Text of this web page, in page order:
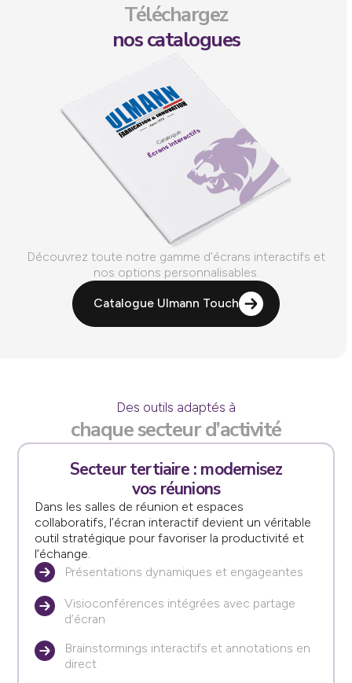
Téléchargez
nos catalogues
Découvrez toute notre gamme d’écrans interactifs et
nos options personnalisables.
Catalogue Ulmann Touch
Des outils adaptés à
chaque secteur d’activité
Secteur tertiaire : modernisez
vos réunions
Dans les salles de réunion et espaces
collaboratifs, l’écran interactif devient un véritable
outil stratégique pour favoriser la productivité et
l’échange.
Présentations dynamiques et engageantes
Visioconférences intégrées avec partage
d’écran
Brainstormings interactifs et annotations en
direct